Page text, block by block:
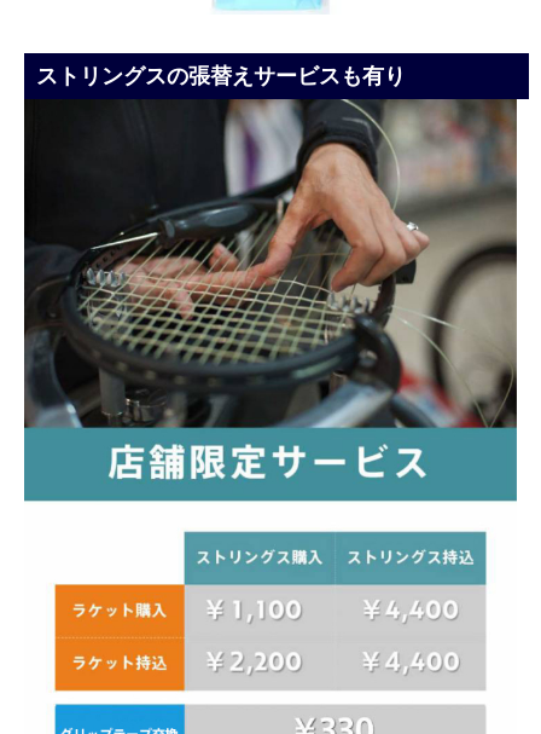
ストリングスの張替えサービスも有り